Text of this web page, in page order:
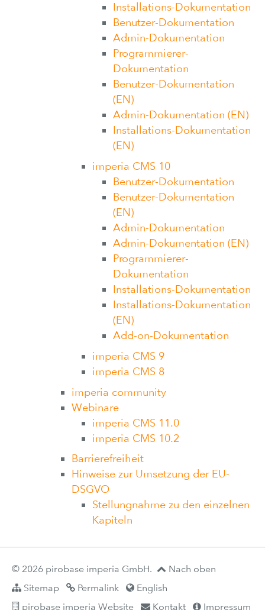
Installations-Dokumentation
Benutzer-Dokumentation
Admin-Dokumentation
Programmierer-
Dokumentation
Benutzer-Dokumentation
(EN)
Admin-Dokumentation (EN)
Installations-Dokumentation
(EN)
imperia CMS 10
Benutzer-Dokumentation
Benutzer-Dokumentation
(EN)
Admin-Dokumentation
Admin-Dokumentation (EN)
Programmierer-
Dokumentation
Installations-Dokumentation
Installations-Dokumentation
(EN)
Add-on-Dokumentation
imperia CMS 9
imperia CMS 8
imperia community
Webinare
imperia CMS 11.0
imperia CMS 10.2
Barrierefreiheit
Hinweise zur Umsetzung der EU-
DSGVO
Stellungnahme zu den einzelnen
Kapiteln
© 2026 pirobase imperia GmbH.
Nach oben
Sitemap
Permalink
English
pirobase imperia Website
Kontakt Impressum